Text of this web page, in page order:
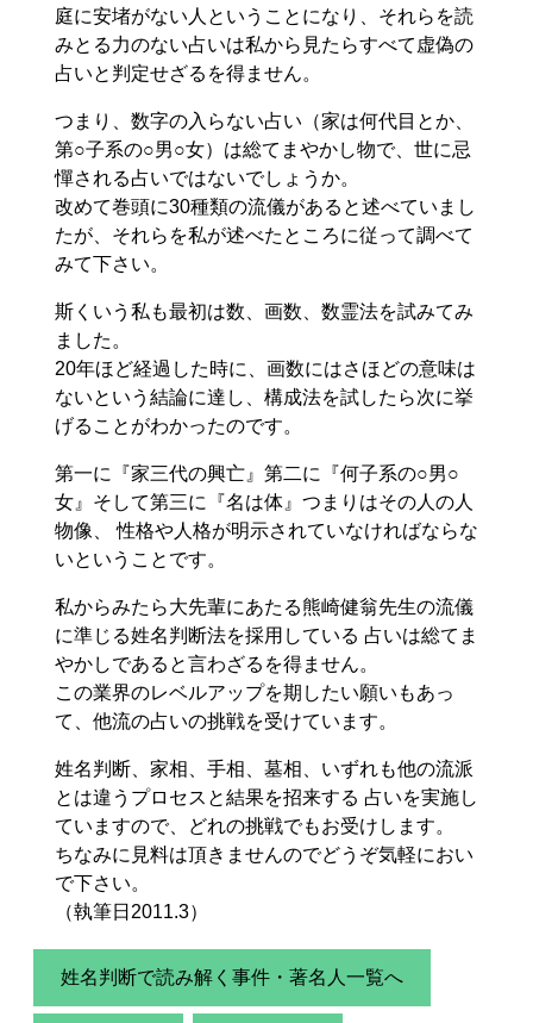
庭に安堵がない人ということになり、それらを読
みとる力のない占いは私から見たらすべて虚偽の
占いと判定せざるを得ません。
つまり、数字の入らない占い（家は何代目とか、
第○子系の○男○女）は総てまやかし物で、世に忌
憚される占いではないでしょうか。
改めて巻頭に30種類の流儀があると述べていまし
たが、それらを私が述べたところに従って調べて
みて下さい。
斯くいう私も最初は数、画数、数霊法を試みてみ
ました。
20年ほど経過した時に、画数にはさほどの意味は
ないという結論に達し、構成法を試したら次に挙
げることがわかったのです。
第一に『家三代の興亡』第二に『何子系の○男○
女』そして第三に『名は体』つまりはその人の人
物像、 性格や人格が明示されていなければならな
いということです。
私からみたら大先輩にあたる熊崎健翁先生の流儀
に準じる姓名判断法を採用している 占いは総てま
やかしであると言わざるを得ません。
この業界のレベルアップを期したい願いもあっ
て、他流の占いの挑戦を受けています。
姓名判断、家相、手相、墓相、いずれも他の流派
とは違うプロセスと結果を招来する 占いを実施し
ていますので、どれの挑戦でもお受けします。
ちなみに見料は頂きませんのでどうぞ気軽におい
で下さい。
（執筆日2011.3）
姓名判断で読み解く事件・著名人一覧へ